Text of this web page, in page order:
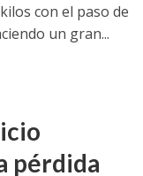
con el paso de
un gran...
pérdida